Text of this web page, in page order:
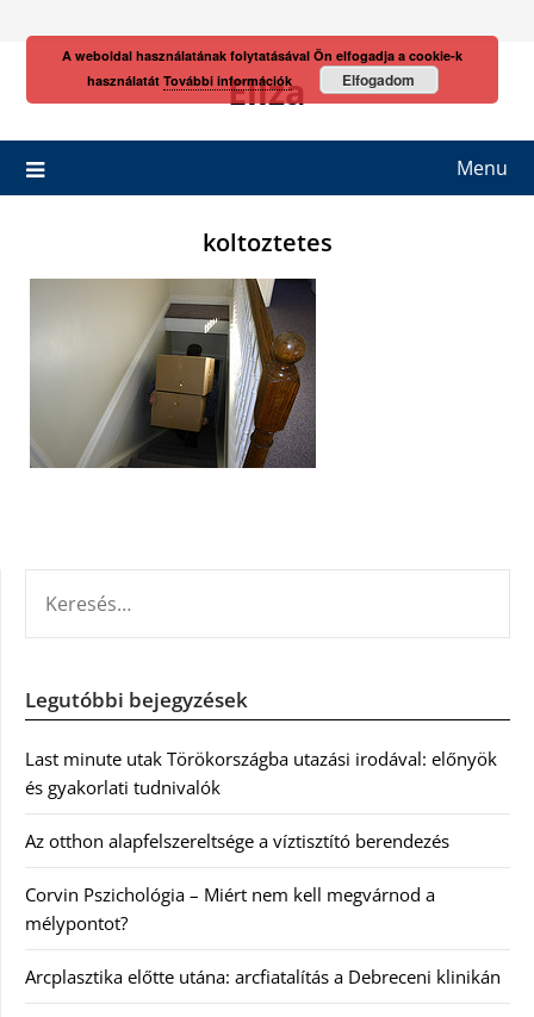
Eliza
Menu
koltoztetes
Legutóbbi bejegyzések
Last minute utak Törökországba utazási irodával: előnyök
és gyakorlati tudnivalók
Az otthon alapfelszereltsége a víztisztító berendezés
Corvin Pszichológia – Miért nem kell megvárnod a
mélypontot?
Arcplasztika előtte utána: arcfiatalítás a Debreceni klinikán
A weboldal használatának folytatásával Ön elfogadja a cookie-k
használatát További információk Elfogadom